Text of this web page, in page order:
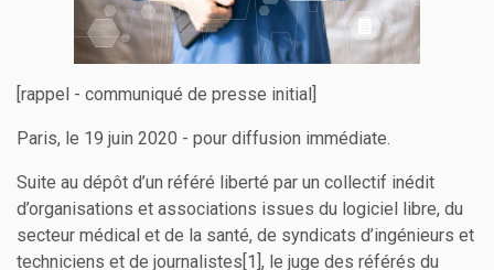
[rappel - communiqué de presse initial]
Paris, le 19 juin 2020 - pour diffusion immédiate.
Suite au dépôt d’un référé liberté par un collectif inédit
d’organisations et associations issues du logiciel libre, du
secteur médical et de la santé, de syndicats d’ingénieurs et
techniciens et de journalistes[1], le juge des référés du